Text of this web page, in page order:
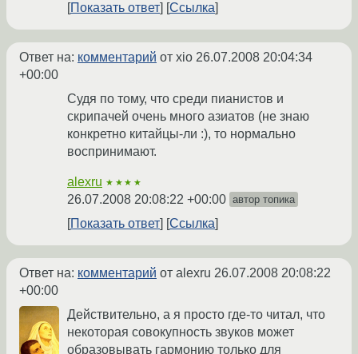
Показать ответ
Ссылка
Ответ на: комментарий от xio 26.07.2008 20:04:34
+00:00
Судя по тому, что среди пианистов и
скрипачей очень много азиатов (не знаю
конкретно китайцы-ли :), то нормально
воспринимают.
alexru ★★★★
26.07.2008 20:08:22 +00:00 автор топика
Показать ответ Ссылка
Ответ на: комментарий от alexru 26.07.2008 20:08:22
+00:00
Действительно, а я просто где-то читал, что
некоторая совокупность звуков может
образовывать гармонию только для